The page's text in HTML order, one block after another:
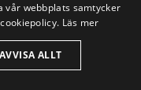
och utan
vår webbplats samtycker
Läs mer
AVVISA ALLT